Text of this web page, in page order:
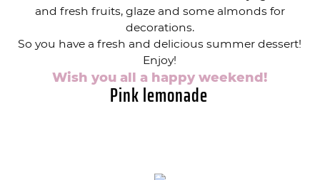
and fresh fruits, glaze and some almonds for
decorations.
So you have a fresh and delicious summer dessert!
Enjoy!
Wish you all a happy weekend!
Pink lemonade